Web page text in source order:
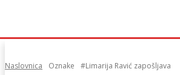
Naslovnica Oznake #Limarija Ravić zapošljava